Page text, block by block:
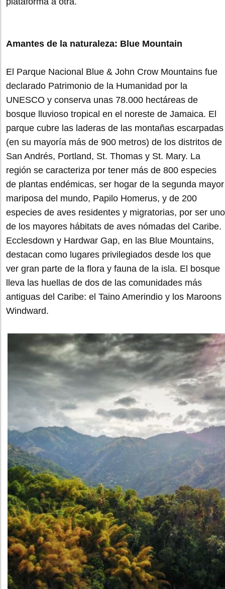
Amantes de la naturaleza: Blue Mountain
El Parque Nacional Blue & John Crow Mountains fue
declarado Patrimonio de la Humanidad por la
UNESCO y conserva unas 78.000 hectáreas de
bosque lluvioso tropical en el noreste de Jamaica. El
parque cubre las laderas de las montañas escarpadas
(en su mayoría más de 900 metros) de los distritos de
San Andrés, Portland, St. Thomas y St. Mary. La
región se caracteriza por tener más de 800 especies
de plantas endémicas, ser hogar de la segunda mayor
mariposa del mundo, Papilo Homerus, y de 200
especies de aves residentes y migratorias, por ser uno
de los mayores hábitats de aves nómadas del Caribe.
Ecclesdown y Hardwar Gap, en las Blue Mountains,
destacan como lugares privilegiados desde los que
ver gran parte de la flora y fauna de la isla. El bosque
lleva las huellas de dos de las comunidades más
antiguas del Caribe: el Taino Amerindio y los Maroons
Windward.